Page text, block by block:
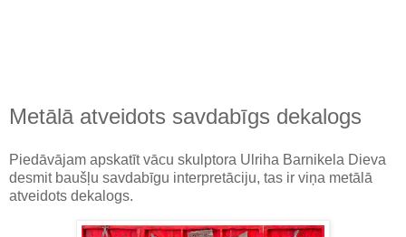
Metālā atveidots savdabīgs dekalogs
Piedāvājam apskatīt vācu skulptora Ulriha Barnikela Dieva
desmit baušļu savdabīgu interpretāciju, tas ir viņa metālā
atveidots dekalogs.